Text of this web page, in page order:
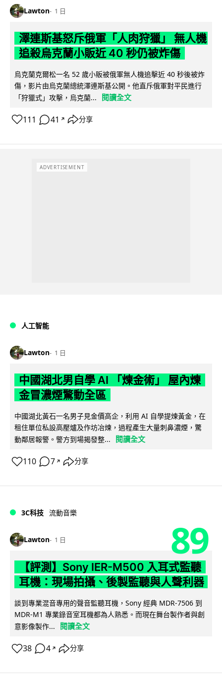
Lawton 1 日
澤連斯基怒斥俄軍「人肉狩獵」 無人機
追殺烏克蘭小販近 40 秒仍被炸傷
烏克蘭克爾松一名 52 歲小販被俄軍無人機追擊近 40 秒後被炸
傷，影片由烏克蘭總統澤連斯基公開。他直斥俄軍對平民進行
「狩獵式」攻擊，烏克蘭...
閱讀全文
111 41 ↗ 分享
ADVERTISEMENT
人工智能
Lawton 1 日
中國湖北男自學 AI 「煉金術」 屋內煉
金冒濃煙驚動全區
中國湖北黃石一名男子見金價高企，利用 AI 自學提煉黃金，在
租住單位私設高壓爐及作坊冶煉，過程產生大量刺鼻濃煙，驚
動鄰居報警。警方到場揭發整...
閱讀全文
110 7 ↗ 分享
3C科技 流動音樂
Lawton 1 日 89
【評測】Sony IER-M500 入耳式監聽
耳機：現場拍攝、後製監聽與人聲利器
談到專業混音專用的聲音監聽耳機，Sony 經典 MDR-7506 到
MDR-M1 專業錄音室耳機都為人熟悉。而現在舞台製作者與創
意影像製作...
閱讀全文
38 4 ↗ 分享